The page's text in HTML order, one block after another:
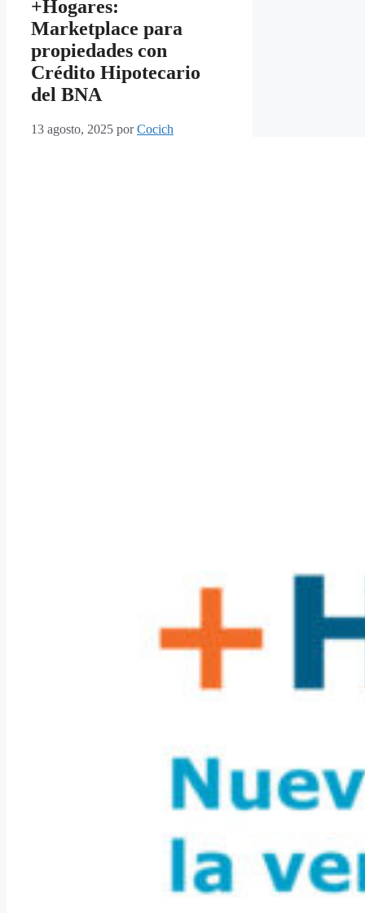
+Hogares:
Marketplace para
propiedades con
Crédito Hipotecario
del BNA
13 agosto, 2025 porCocich